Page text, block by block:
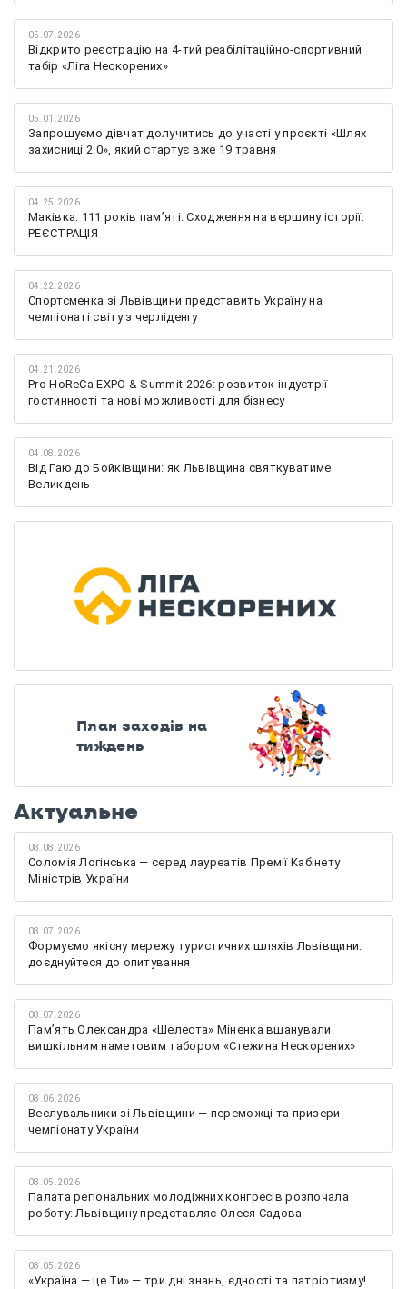
05.07.2026
Відкрито реєстрацію на 4-тий реабілітаційно-спортивний
табір «Ліга Нескорених»
05.01.2026
Запрошуємо дівчат долучитись до участі у проєкті «Шлях
захисниці 2.0», який стартує вже 19 травня
04.25.2026
Маківка: 111 років пам’яті. Сходження на вершину історії.
РЕЄСТРАЦІЯ
04.22.2026
Спортсменка зі Львівщини представить Україну на
чемпіонаті світу з черліденгу
04.21.2026
Pro HoReCa EXPO & Summit 2026: розвиток індустрії
гостинності та нові можливості для бізнесу
04.08.2026
Від Гаю до Бойківщини: як Львівщина святкуватиме
Великдень
План заходів на
тиждень
Актуальне
08.08.2026
Соломія Логінська — серед лауреатів Премії Кабінету
Міністрів України
08.07.2026
Формуємо якісну мережу туристичних шляхів Львівщини:
доєднуйтеся до опитування
08.07.2026
Памʼять Олександра «Шелеста» Міненка вшанували
вишкільним наметовим табором «Стежина Нескорених»
08.06.2026
Веслувальники зі Львівщини — переможці та призери
чемпіонату України
08.05.2026
Палата регіональних молодіжних конгресів розпочала
роботу: Львівщину представляє Олеся Садова
08.05.2026
«Україна — це Ти» — три дні знань, єдності та патріотизму!